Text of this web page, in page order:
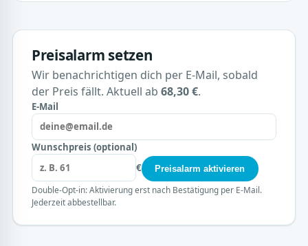
Preisalarm setzen
Wir benachrichtigen dich per E-Mail, sobald
der Preis fällt. Aktuell ab 68,30 €.
E-Mail
Wunschpreis (optional)
€
Preisalarm aktivieren
Double-Opt-in: Aktivierung erst nach Bestätigung per E-Mail.
Jederzeit abbestellbar.